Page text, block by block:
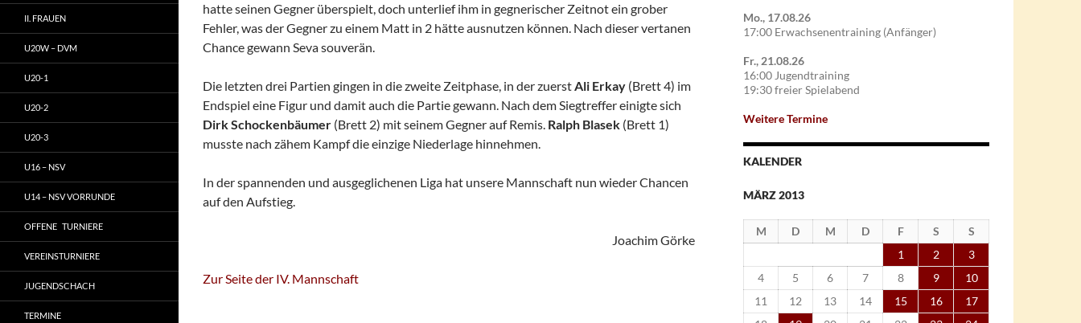
hatte seinen Gegner überspielt, doch unterlief ihm in gegnerischer Zeitnot ein grober
Fehler, was der Gegner zu einem Matt in 2 hätte ausnutzen können. Nach dieser vertanen
Chance gewann Seva souverän.
Die letzten drei Partien gingen in die zweite Zeitphase, in der zuerstAli Erkay (Brett 4) im
Endspiel eine Figur und damit auch die Partie gewann. Nach dem Siegtreffer einigte sich
Dirk Schockenbäumer (Brett 2) mit seinem Gegner auf Remis. Ralph Blasek (Brett 1)
musste nach zähem Kampf die einzige Niederlage hinnehmen.
In der spannenden und ausgeglichenen Liga hat unsere Mannschaft nun wieder Chancen
auf den Aufstieg.
Joachim Görke
Zur Seite der IV. Mannschaft
Mo., 17.08.26
17:00 Erwachsenentraining (Anfänger)
Fr., 21.08.26
16:00 Jugendtraining
19:30 freier Spielabend
Weitere Termine
KALENDER
MÄRZ 2013
M D M D F S
S
1
2
3
4
5 6 7 8 9
10
11
12 13 14 15 16
17
II. FRAUEN
U20W – DVM
U20-1
U20-2
U20-3
U16 – NSV
U14 – NSV VORRUNDE
OFFENE TURNIERE
VEREINSTURNIERE
JUGENDSCHACH
TERMINE